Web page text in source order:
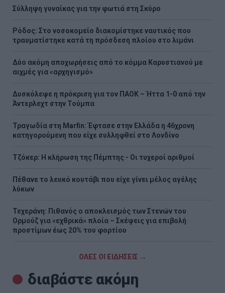
Σύλληψη γυναίκας για την φωτιά στη Σκύρο
Ρόδος: Στο νοσοκομείο διακομίστηκε ναυτικός που
τραυματίστηκε κατά τη πρόσδεση πλοίου στο λιμάνι
Δύο ακόμη αποχωρήσεις από το κόμμα Καρυστιανού με
αιχμές για «αρχηγισμό»
Δυσκόλεψε η πρόκριση για τον ΠΑΟΚ – Ήττα 1-0 από την
Άντερλεχτ στην Τούμπα
Τραγωδία στη Marfin: Έφτασε στην Ελλάδα η 46χρονη
κατηγορούμενη που είχε συλληφθεί στο Λονδίνο
Τζόκερ: Η κλήρωση της Πέμπτης - Οι τυχεροί αριθμοί
Πέθανε το λευκό κουτάβι που είχε γίνει μέλος αγέλης
λύκων
Τεχεράνη: Πιθανός ο αποκλεισμός των Στενών του
Ορμούζ για «εχθρικά» πλοία – Σκέψεις για επιβολή
προστίμων έως 20% του φορτίου
ΟΛΕΣ ΟΙ ΕΙΔΗΣΕΙΣ →
διαβάστε ακόμη